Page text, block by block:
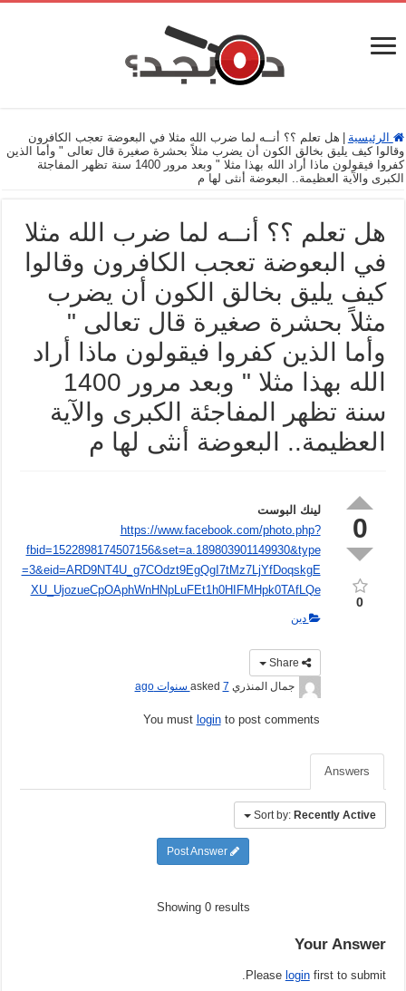
الرئيسية
هل تعلم ؟؟ أنــه لما ضرب الله مثلا في البعوضة تعجب الكافرون
وقالوا كيف يليق بخالق الكون أن يضرب مثلاً بحشرة صغيرة قال تعالى " وأما الذين
كفروا فيقولون ماذا أراد الله بهذا مثلا " وبعد مرور 1400 سنة تظهر المفاجئة
الكبرى والآية العظيمة.. البعوضة أنثى لها م
هل تعلم ؟؟ أنــه لما ضرب الله مثلا
في البعوضة تعجب الكافرون وقالوا
كيف يليق بخالق الكون أن يضرب
مثلاً بحشرة صغيرة قال تعالى "
وأما الذين كفروا فيقولون ماذا أراد
الله بهذا مثلا " وبعد مرور 1400
سنة تظهر المفاجئة الكبرى والآية
العظيمة.. البعوضة أنثى لها م
0
0
لينك البوست
https://www.facebook.com/photo.php?
fbid=1522898174507156&set=a.189803901149930&type
=3&eid=ARD9NT4U_g7COdzt9EgQgI7tMz7LjYfDoqskgE
XU_UjozueCpOAphWnHNpLuFEt1h0HIFMHpk0TAfLQe
دين
جمال المنذري 7 سنوات ago
You must loginto post comments
Answers
Sort by: Recently Active
Showing 0 results
Your Answer
Please loginfirst to submit.